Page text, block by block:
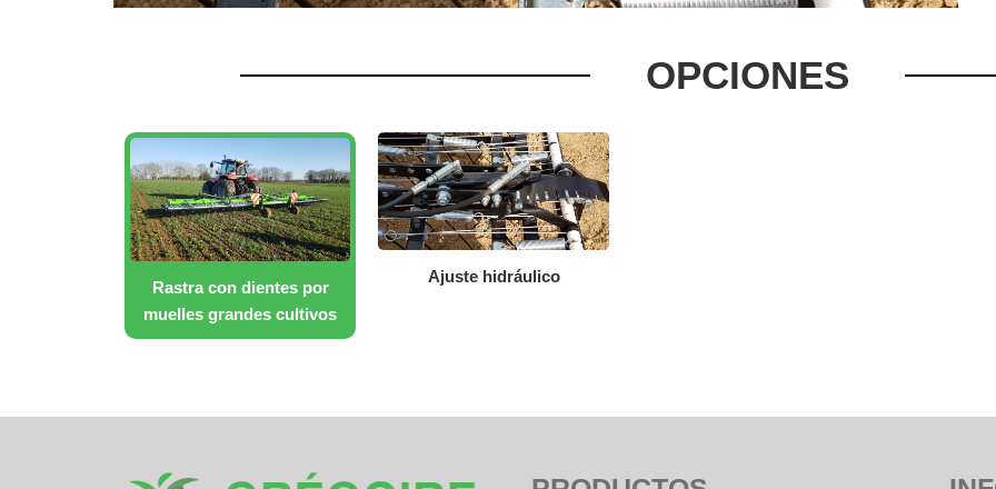
OPCIONES
Rastra con dientes por
muelles grandes cultivos
Ajuste hidráulico